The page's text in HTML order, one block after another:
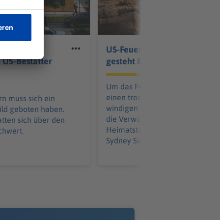
Bestatter
muss sich ein
geboten haben.
sich über den
US-Feuer: Verdächtiger
gesteht Brandstiftung
Um das Feuer zu legen, habe er
einen trockenen, heißen und
windigen Tag abgewartet. Nun
die Verwüstung groß in der
Heimatstadt von Hollywood-
Sydney Sweeney.